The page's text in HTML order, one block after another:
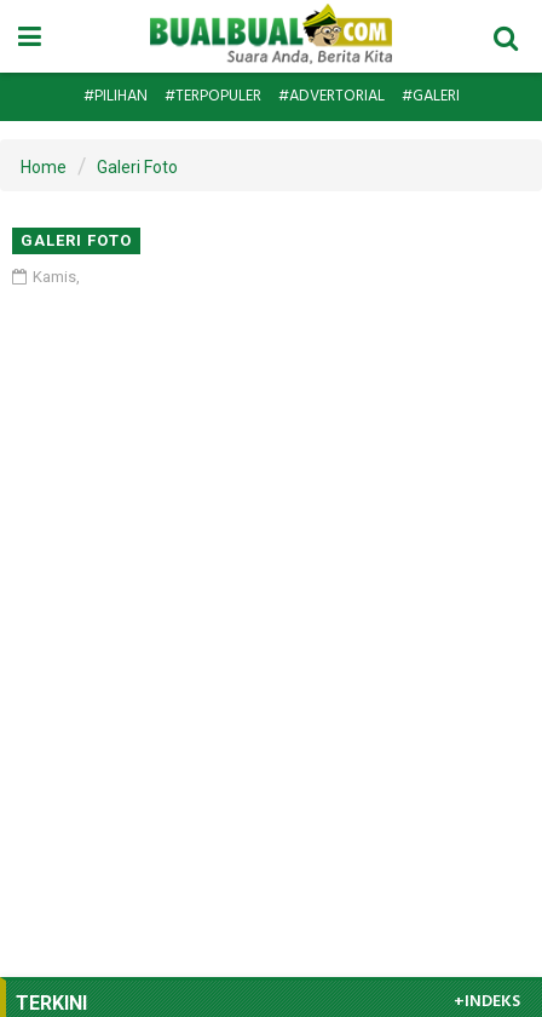
#PILIHAN #TERPOPULER #ADVERTORIAL #GALERI
Home Galeri Foto
GALERI FOTO
Kamis,
TERKINI +INDEKS